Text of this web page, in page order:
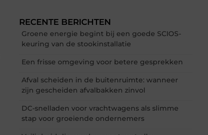
RECENTE BERICHTEN
Groene energie begint bij een goede SCIOS-
keuring van de stookinstallatie
Een frisse omgeving voor betere gesprekken
Afval scheiden in de buitenruimte: wanneer
zijn gescheiden afvalbakken zinvol
DC-snelladen voor vrachtwagens als slimme
stap voor groeiende ondernemers